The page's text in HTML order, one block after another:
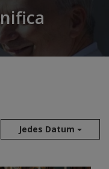
Jedes Datum